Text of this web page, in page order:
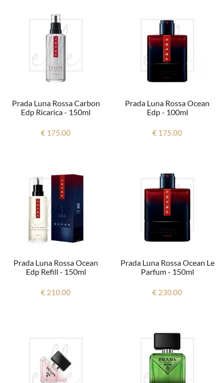
Prada Luna Rossa Carbon
Edp Ricarica - 150ml
€ 175.00
Prada Luna Rossa Ocean
Edp - 100ml
€ 175.00
Prada Luna Rossa Ocean
Edp Refill - 150ml
€ 210.00
Prada Luna Rossa Ocean Le
Parfum - 150ml
€ 230.00